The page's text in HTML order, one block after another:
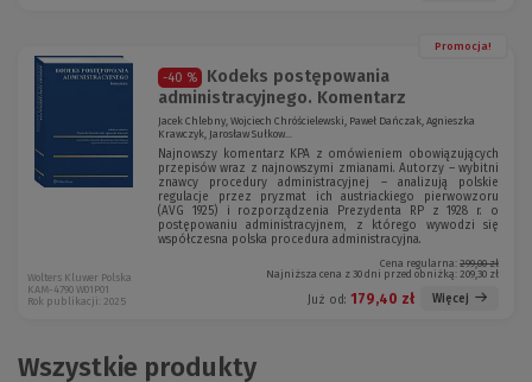
Promocja!
-40 %
Kodeks postępowania
administracyjnego. Komentarz
Jacek Chlebny, Wojciech Chróścielewski, Paweł Dańczak, Agnieszka
Krawczyk, Jarosław Sułkow...
Najnowszy komentarz KPA z omówieniem obowiązujących
przepisów wraz z najnowszymi zmianami. Autorzy – wybitni
znawcy procedury administracyjnej – analizują polskie
regulacje przez pryzmat ich austriackiego pierwowzoru
(AVG 1925) i rozporządzenia Prezydenta RP z 1928 r. o
postępowaniu administracyjnem, z którego wywodzi się
współczesna polska procedura administracyjna.
Cena regularna: 299,00 zł
Najniższa cena z 30 dni przed obniżką: 209,30 zł
Już od: 179,40 zł Więcej
Wolters Kluwer Polska
KAM-4790 W01P01
Rok publikacji: 2025
Wszystkie produkty